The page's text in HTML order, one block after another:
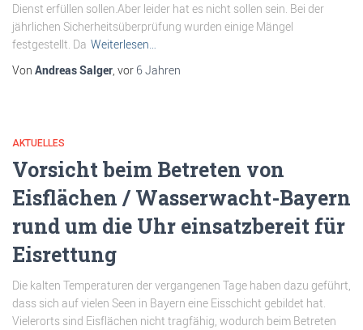
Dienst erfüllen sollen.Aber leider hat es nicht sollen sein. Bei der
jährlichen Sicherheitsüberprüfung wurden einige Mängel
festgestellt. Da Weiterlesen…
Von Andreas Salger, vor 6 Jahren
AKTUELLES
Vorsicht beim Betreten von
Eisflächen / Wasserwacht-Bayern
rund um die Uhr einsatzbereit für
Eisrettung
Die kalten Temperaturen der vergangenen Tage haben dazu geführt,
dass sich auf vielen Seen in Bayern eine Eisschicht gebildet hat.
Vielerorts sind Eisflächen nicht tragfähig, wodurch beim Betreten